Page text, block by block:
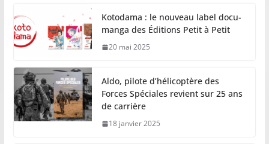
Kotodama : le nouveau label docu-
manga des Éditions Petit à Petit
20 mai 2025
Aldo, pilote d’hélicoptère des
Forces Spéciales revient sur 25 ans
de carrière
18 janvier 2025